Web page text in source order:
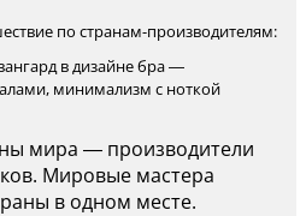
по странам-производителям:
в дизайне бра —
минимализм с ноткой
мира — производители
Мировые мастера
в одном месте.